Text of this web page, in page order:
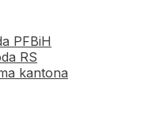
PFBiH
RS
kantona